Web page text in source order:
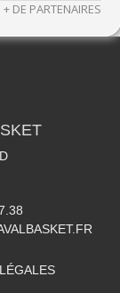
+ DE PARTENAIRES